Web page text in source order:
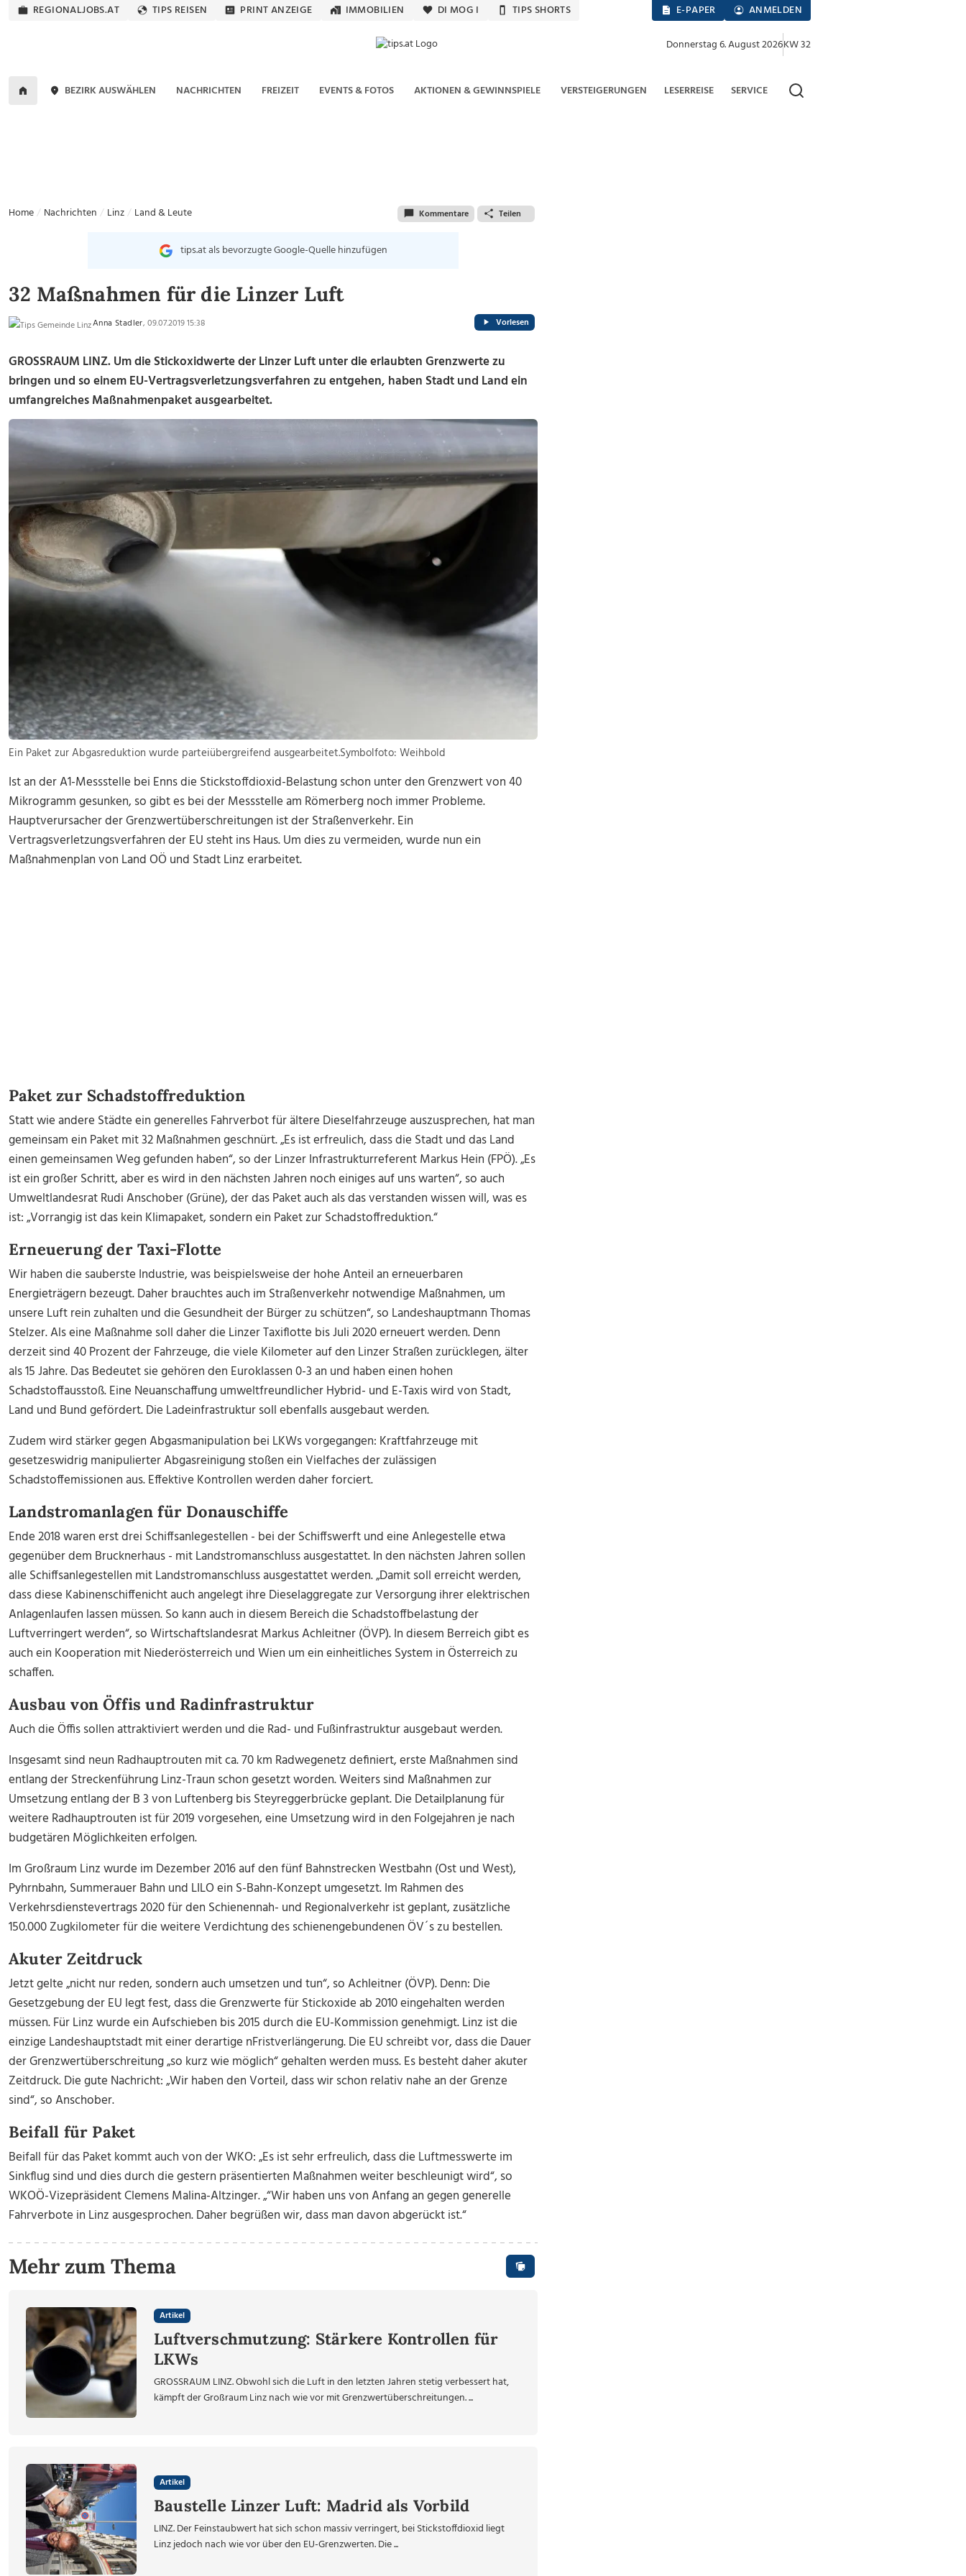
REGIONALJOBS.AT TIPS REISEN PRINT ANZEIGE IMMOBILIEN DI MOG I TIPS SHORTS E-PAPER ANMELDEN
Donnerstag 6. August 2026KW 32
BEZIRK AUSWÄHLEN NACHRICHTEN FREIZEIT EVENTS & FOTOS AKTIONEN & GEWINNSPIELE VERSTEIGERUNGEN LESERREISE SERVICE
Home Nachrichten Linz Land & Leute Kommentare Teilen
tips.at als bevorzugte Google-Quelle hinzufügen
32 Maßnahmen für die Linzer Luft
Anna Stadler, 09.07.2019 15:38 Vorlesen
GROSSRAUM LINZ. Um die Stickoxidwerte der Linzer Luft unter die erlaubten Grenzwerte zu
bringen und so einem EU-Vertragsverletzungsverfahren zu entgehen, haben Stadt und Land ein
umfangreiches Maßnahmenpaket ausgearbeitet.
Ein Paket zur Abgasreduktion wurde parteiübergreifend ausgearbeitet.Symbolfoto: Weihbold
Ist an der A1-Messstelle bei Enns die Stickstoffdioxid-Belastung schon unter den Grenzwert von 40
Mikrogramm gesunken, so gibt es bei der Messstelle am Römerberg noch immer Probleme.
Hauptverursacher der Grenzwertüberschreitungen ist der Straßenverkehr. Ein
Vertragsverletzungsverfahren der EU steht ins Haus. Um dies zu vermeiden, wurde nun ein
Maßnahmenplan von Land OÖ und Stadt Linz erarbeitet.
Paket zur Schadstoffreduktion
Statt wie andere Städte ein generelles Fahrverbot für ältere Dieselfahrzeuge auszusprechen, hat man
gemeinsam ein Paket mit 32 Maßnahmen geschnürt. „Es ist erfreulich, dass die Stadt und das Land
einen gemeinsamen Weg gefunden haben“, so der Linzer Infrastrukturreferent Markus Hein (FPÖ). „Es
ist ein großer Schritt, aber es wird in den nächsten Jahren noch einiges auf uns warten“, so auch
Umweltlandesrat Rudi Anschober (Grüne), der das Paket auch als das verstanden wissen will, was es
ist: „Vorrangig ist das kein Klimapaket, sondern ein Paket zur Schadstoffreduktion.“
Erneuerung der Taxi-Flotte
Wir haben die sauberste Industrie, was beispielsweise der hohe Anteil an erneuerbaren
Energieträgern bezeugt. Daher brauchtes auch im Straßenverkehr notwendige Maßnahmen, um
unsere Luft rein zuhalten und die Gesundheit der Bürger zu schützen“, so Landeshauptmann Thomas
Stelzer. Als eine Maßnahme soll daher die Linzer Taxiflotte bis Juli 2020 erneuert werden. Denn
derzeit sind 40 Prozent der Fahrzeuge, die viele Kilometer auf den Linzer Straßen zurücklegen, älter
als 15 Jahre. Das Bedeutet sie gehören den Euroklassen 0-3 an und haben einen hohen
Schadstoffausstoß. Eine Neuanschaffung umweltfreundlicher Hybrid- und E-Taxis wird von Stadt,
Land und Bund gefördert. Die Ladeinfrastruktur soll ebenfalls ausgebaut werden.
Zudem wird stärker gegen Abgasmanipulation bei LKWs vorgegangen: Kraftfahrzeuge mit
gesetzeswidrig manipulierter Abgasreinigung stoßen ein Vielfaches der zulässigen
Schadstoffemissionen aus. Effektive Kontrollen werden daher forciert.
Landstromanlagen für Donauschiffe
Ende 2018 waren erst drei Schiffsanlegestellen - bei der Schiffswerft und eine Anlegestelle etwa
gegenüber dem Brucknerhaus - mit Landstromanschluss ausgestattet. In den nächsten Jahren sollen
alle Schiffsanlegestellen mit Landstromanschluss ausgestattet werden. „Damit soll erreicht werden,
dass diese Kabinenschiffenicht auch angelegt ihre Dieselaggregate zur Versorgung ihrer elektrischen
Anlagenlaufen lassen müssen. So kann auch in diesem Bereich die Schadstoffbelastung der
Luftverringert werden“, so Wirtschaftslandesrat Markus Achleitner (ÖVP). In diesem Berreich gibt es
auch ein Kooperation mit Niederösterreich und Wien um ein einheitliches System in Österreich zu
schaffen.
Ausbau von Öffis und Radinfrastruktur
Auch die Öffis sollen attraktiviert werden und die Rad- und Fußinfrastruktur ausgebaut werden.
Insgesamt sind neun Radhauptrouten mit ca. 70 km Radwegenetz definiert, erste Maßnahmen sind
entlang der Streckenführung Linz-Traun schon gesetzt worden. Weiters sind Maßnahmen zur
Umsetzung entlang der B 3 von Luftenberg bis Steyreggerbrücke geplant. Die Detailplanung für
weitere Radhauptrouten ist für 2019 vorgesehen, eine Umsetzung wird in den Folgejahren je nach
budgetären Möglichkeiten erfolgen.
Im Großraum Linz wurde im Dezember 2016 auf den fünf Bahnstrecken Westbahn (Ost und West),
Pyhrnbahn, Summerauer Bahn und LILO ein S-Bahn-Konzept umgesetzt. Im Rahmen des
Verkehrsdienstevertrags 2020 für den Schienennah- und Regionalverkehr ist geplant, zusätzliche
150.000 Zugkilometer für die weitere Verdichtung des schienengebundenen ÖV´s zu bestellen.
Akuter Zeitdruck
Jetzt gelte „nicht nur reden, sondern auch umsetzen und tun“, so Achleitner (ÖVP). Denn: Die
Gesetzgebung der EU legt fest, dass die Grenzwerte für Stickoxide ab 2010 eingehalten werden
müssen. Für Linz wurde ein Aufschieben bis 2015 durch die EU-Kommission genehmigt. Linz ist die
einzige Landeshauptstadt mit einer derartige nFristverlängerung. Die EU schreibt vor, dass die Dauer
der Grenzwertüberschreitung „so kurz wie möglich“ gehalten werden muss. Es besteht daher akuter
Zeitdruck. Die gute Nachricht: „Wir haben den Vorteil, dass wir schon relativ nahe an der Grenze
sind“, so Anschober.
Beifall für Paket
Beifall für das Paket kommt auch von der WKO: „Es ist sehr erfreulich, dass die Luftmesswerte im
Sinkflug sind und dies durch die gestern präsentierten Maßnahmen weiter beschleunigt wird“, so
WKOÖ-Vizepräsident Clemens Malina-Altzinger. „“Wir haben uns von Anfang an gegen generelle
Fahrverbote in Linz ausgesprochen. Daher begrüßen wir, dass man davon abgerückt ist.“
Mehr zum Thema
Artikel
Luftverschmutzung: Stärkere Kontrollen für
LKWs
GROSSRAUM LINZ. Obwohl sich die Luft in den letzten Jahren stetig verbessert hat,
kämpft der Großraum Linz nach wie vor mit Grenzwertüberschreitungen. ...
Artikel
Baustelle Linzer Luft: Madrid als Vorbild
LINZ. Der Feinstaubwert hat sich schon massiv verringert, bei Stickstoffdioxid liegt
Linz jedoch nach wie vor über den EU-Grenzwerten. Die ...